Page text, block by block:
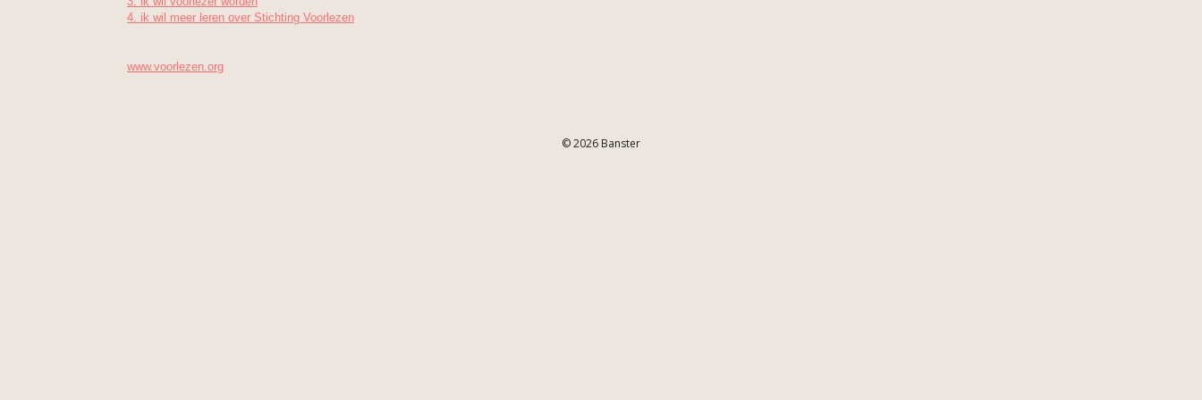
4. ik wil meer leren over Stichting Voorlezen
www.voorlezen.org
© 2026 Banster